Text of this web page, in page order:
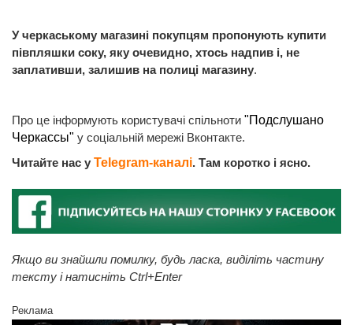
У черкаському магазині покупцям пропонують купити
півпляшки соку, яку очевидно, хтось надпив і, не
заплативши, залишив на полиці магазину.
Про це інформують користувачі спільноти "Подслушано
Черкассы" у соціальній мережі Вконтакте.
Читайте нас у Telegram-каналі. Там коротко і ясно.
Якщо ви знайшли помилку, будь ласка, виділіть частину
тексту і натисніть Ctrl+Enter
Реклама